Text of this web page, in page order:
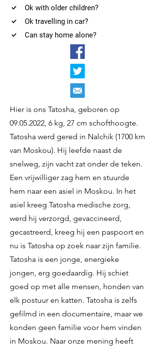
Ok with older children?
Ok travelling in car?
Can stay home alone?
Hier is ons Tatosha, geboren op
09.05.2022, 6 kg, 27 cm schofthoogte.
Tatosha werd gered in Nalchik (1700 km
van Moskou). Hij leefde naast de
snelweg, zijn vacht zat onder de teken.
Een vrijwilliger zag hem en stuurde
hem naar een asiel in Moskou. In het
asiel kreeg Tatosha medische zorg,
werd hij verzorgd, gevaccineerd,
gecastreerd, kreeg hij een paspoort en
nu is Tatosha op zoek naar zijn familie.
Tatosha is een jonge, energieke
jongen, erg goedaardig. Hij schiet
goed op met alle mensen, honden van
elk postuur en katten. Tatosha is zelfs
gefilmd in een documentaire, maar we
konden geen familie voor hem vinden
in Moskou. Naar onze mening heeft